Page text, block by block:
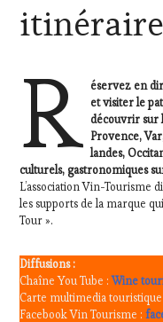
GASTRONOMIE
FRANÇAISE,
DÉGUSTATIONS,
TASTING
MASTERCLASS,
OENOTOURISME,
PALETTE ,
PARTENAIRES
VIN
TOURISME
TERROIR,
PROVENCE,
RESTAURATEUR,
CHEF,
R
éservez en
et visiter le
découvrir sur
Provence,
landes,
culturels, gastronomiques
L’association Vin-Tourisme
les supports de la marque
Tour ».
Diffusions :
Chaîne You Tube :Wine
Carte multimedia
Facebook Vin Tourisme :